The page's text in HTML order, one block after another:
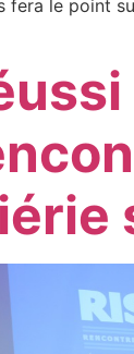
fera le point